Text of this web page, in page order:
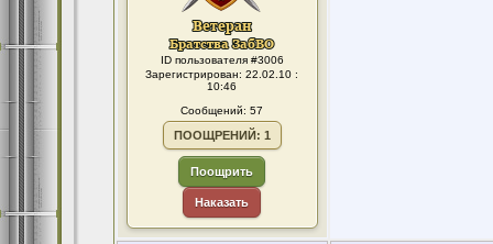
ID пользователя #3006
Зарегистрирован: 22.02.10 :
10:46
Сообщений: 57
ПООЩРЕНИЙ: 1
Поощрить
Наказать